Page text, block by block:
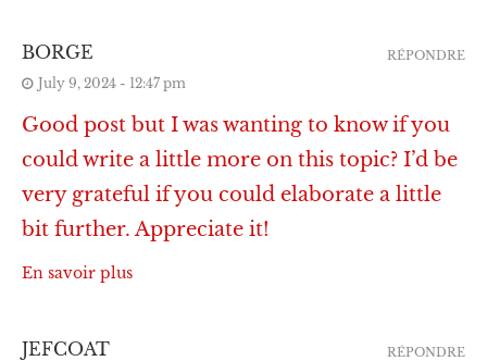
BORGE
July 9, 2024 - 12:47 pm
Good post but I was wanting to know if you
could write a little more on this topic? I’d be
very grateful if you could elaborate a little
bit further. Appreciate it!
En savoir plus
RÉPONDRE
JEFCOAT RÉPONDRE